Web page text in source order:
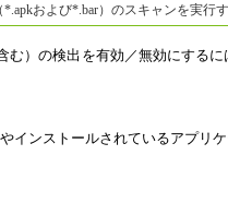
および*.bar）のスキャンを実
む）の検出を有効／無効にするに
インストールされているアプリ